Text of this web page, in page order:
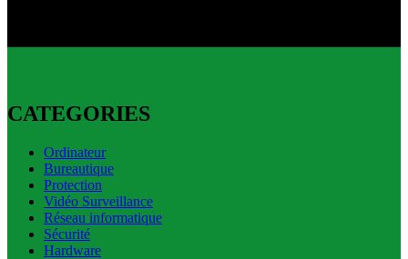
CATEGORIES
Ordinateur
Bureautique
Protection
Vidéo Surveillance
Réseau informatique
Sécurité
Hardware